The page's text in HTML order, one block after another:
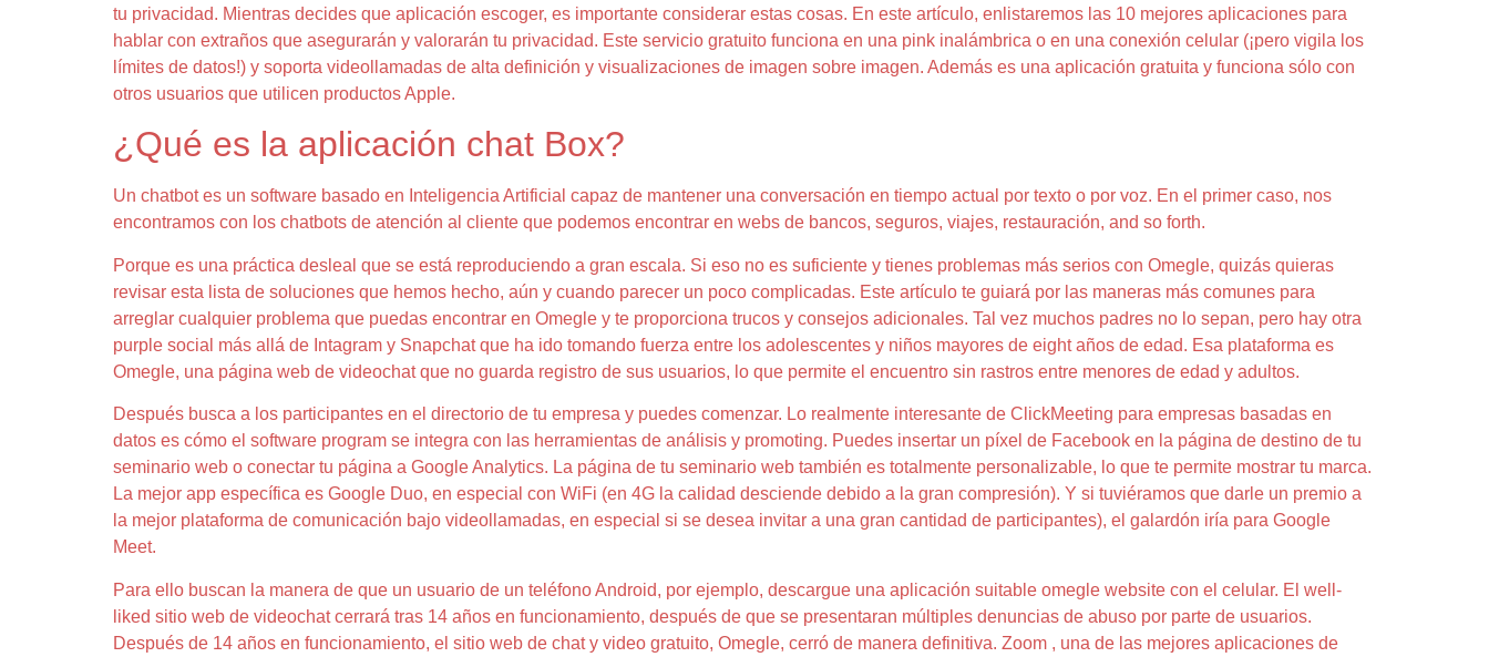
tu privacidad. Mientras decides que aplicación escoger, es importante considerar estas cosas. En este artículo, enlistaremos las 10 mejores aplicaciones para
hablar con extraños que asegurarán y valorarán tu privacidad. Este servicio gratuito funciona en una pink inalámbrica o en una conexión celular (¡pero vigila los
límites de datos!) y soporta videollamadas de alta definición y visualizaciones de imagen sobre imagen. Además es una aplicación gratuita y funciona sólo con
otros usuarios que utilicen productos Apple.
¿Qué es la aplicación chat Box?
Un chatbot es un software basado en Inteligencia Artificial capaz de mantener una conversación en tiempo actual por texto o por voz. En el primer caso, nos
encontramos con los chatbots de atención al cliente que podemos encontrar en webs de bancos, seguros, viajes, restauración, and so forth.
Porque es una práctica desleal que se está reproduciendo a gran escala. Si eso no es suficiente y tienes problemas más serios con Omegle, quizás quieras
revisar esta lista de soluciones que hemos hecho, aún y cuando parecer un poco complicadas. Este artículo te guiará por las maneras más comunes para
arreglar cualquier problema que puedas encontrar en Omegle y te proporciona trucos y consejos adicionales. Tal vez muchos padres no lo sepan, pero hay otra
purple social más allá de Intagram y Snapchat que ha ido tomando fuerza entre los adolescentes y niños mayores de eight años de edad. Esa plataforma es
Omegle, una página web de videochat que no guarda registro de sus usuarios, lo que permite el encuentro sin rastros entre menores de edad y adultos.
Después busca a los participantes en el directorio de tu empresa y puedes comenzar. Lo realmente interesante de ClickMeeting para empresas basadas en
datos es cómo el software program se integra con las herramientas de análisis y promoting. Puedes insertar un píxel de Facebook en la página de destino de tu
seminario web o conectar tu página a Google Analytics. La página de tu seminario web también es totalmente personalizable, lo que te permite mostrar tu marca.
La mejor app específica es Google Duo, en especial con WiFi (en 4G la calidad desciende debido a la gran compresión). Y si tuviéramos que darle un premio a
la mejor plataforma de comunicación bajo videollamadas, en especial si se desea invitar a una gran cantidad de participantes), el galardón iría para Google
Meet.
Para ello buscan la manera de que un usuario de un teléfono Android, por ejemplo, descargue una aplicación suitable omegle website con el celular. El well-
liked sitio web de videochat cerrará tras 14 años en funcionamiento, después de que se presentaran múltiples denuncias de abuso por parte de usuarios.
Después de 14 años en funcionamiento, el sitio web de chat y video gratuito, Omegle, cerró de manera definitiva. Zoom , una de las mejores aplicaciones de